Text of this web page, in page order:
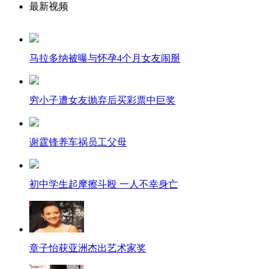
最新视频
马拉多纳被曝与怀孕4个月女友闹掰
穷小子遭女友抛弃后买彩票中巨奖
谢霆锋养车祸员工父母
初中学生起摩擦斗殴 一人不幸身亡
章子怡获亚洲杰出艺术家奖